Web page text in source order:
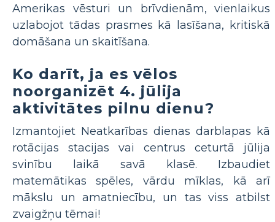
Amerikas vēsturi un brīvdienām, vienlaikus
uzlabojot tādas prasmes kā lasīšana, kritiskā
domāšana un skaitīšana.
Ko darīt, ja es vēlos
noorganizēt 4. jūlija
aktivitātes pilnu dienu?
Izmantojiet Neatkarības dienas darblapas kā
rotācijas stacijas vai centrus ceturtā jūlija
svinību laikā savā klasē. Izbaudiet
matemātikas spēles, vārdu mīklas, kā arī
mākslu un amatniecību, un tas viss atbilst
zvaigžņu tēmai!